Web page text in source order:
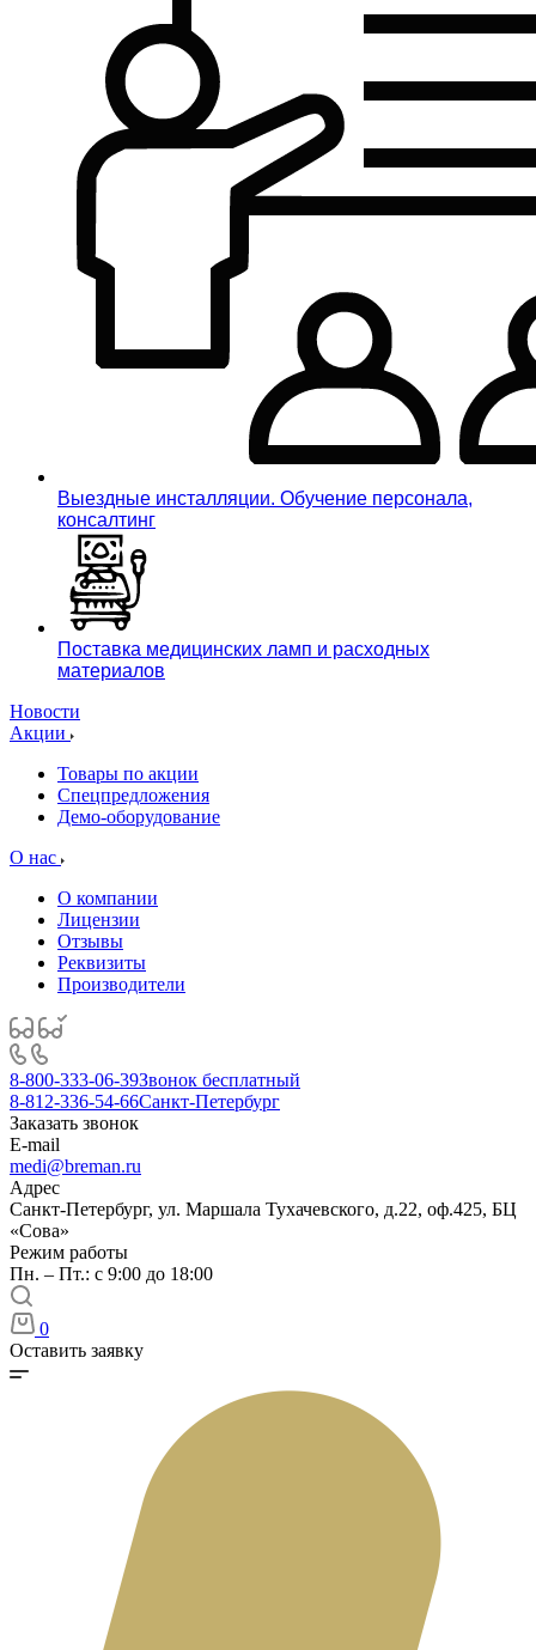
Выездные инсталляции. Обучение персонала,
консалтинг
Поставка медицинских ламп и расходных
материалов
Новости
Акции
Товары по акции
Спецпредложения
Демо-оборудование
О нас
О компании
Лицензии
Отзывы
Реквизиты
Производители
8-800-333-06-39Звонок бесплатный
8-812-336-54-66Санкт-Петербург
Заказать звонок
E-mail
medi@breman.ru
Адрес
Санкт-Петербург, ул. Маршала Тухачевского, д.22, оф.425, БЦ
«Сова»
Режим работы
Пн. – Пт.: с 9:00 до 18:00
0
Оставить заявку